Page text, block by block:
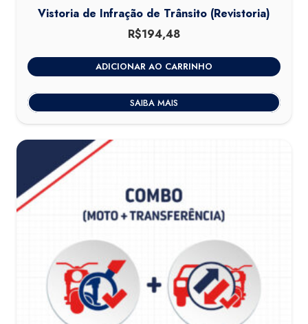
Vistoria de Infração de Trânsito (Revistoria)
R$194,48
ADICIONAR AO CARRINHO
SAIBA MAIS